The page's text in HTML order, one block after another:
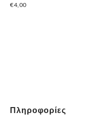
€4,00
Πληροφορίες